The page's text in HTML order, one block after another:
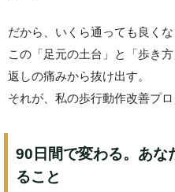
だから、いくら通っても良くな
この「足元の土台」と「歩き
返しの痛みから抜け出す。
それが、私の歩行動作改善プロ
90日間で変わる。あな
ること